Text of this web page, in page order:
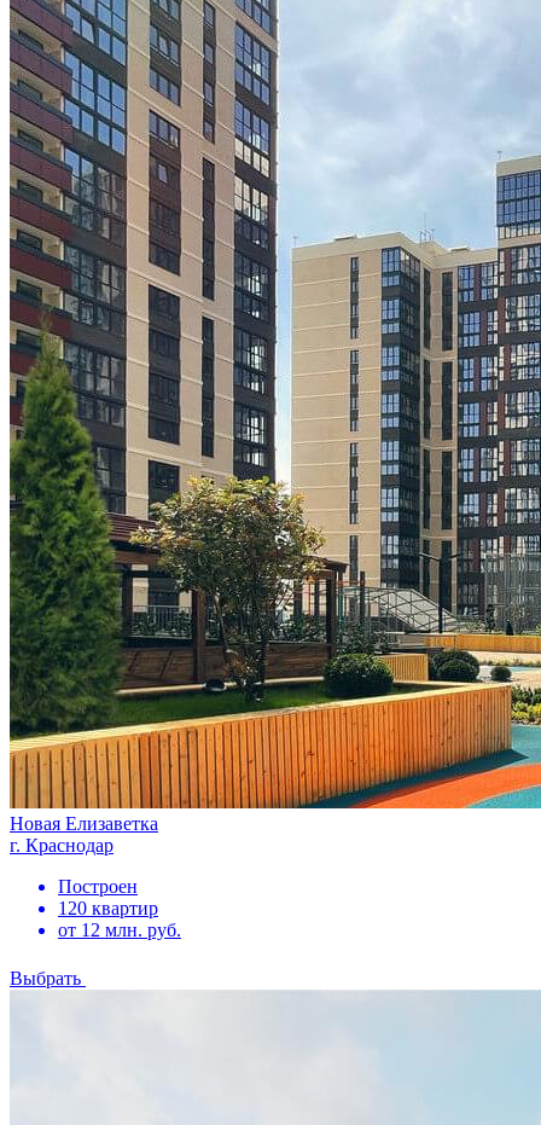
Новая Елизаветка
г. Краснодар
Построен
120 квартир
от 12 млн. руб.
Выбрать